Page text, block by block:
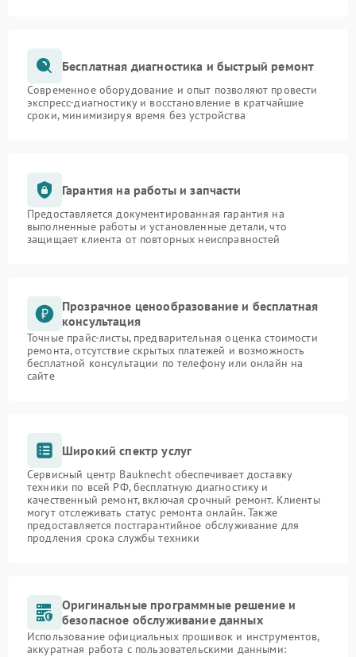
Бесплатная диагностика и быстрый ремонт
Современное оборудование и опыт позволяют провести
экспресс-диагностику и восстановление в кратчайшие
сроки, минимизируя время без устройства
Гарантия на работы и запчасти
Предоставляется документированная гарантия на
выполненные работы и установленные детали, что
защищает клиента от повторных неисправностей
Прозрачное ценообразование и бесплатная
консультация
Точные прайс-листы, предварительная оценка стоимости
ремонта, отсутствие скрытых платежей и возможность
бесплатной консультации по телефону или онлайн на
сайте
Широкий спектр услуг
Сервисный центр Bauknecht обеспечивает доставку
техники по всей РФ, бесплатную диагностику и
качественный ремонт, включая срочный ремонт. Клиенты
могут отслеживать статус ремонта онлайн. Также
предоставляется постгарантийное обслуживание для
продления срока службы техники
Оригинальные программные решение и
безопасное обслуживание данных
Использование официальных прошивок и инструментов,
аккуратная работа с пользовательскими данными: